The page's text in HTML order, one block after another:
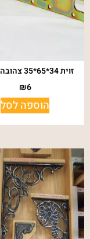
זוית 34*65*35 צהובה A-009
₪6
הוספה לסל